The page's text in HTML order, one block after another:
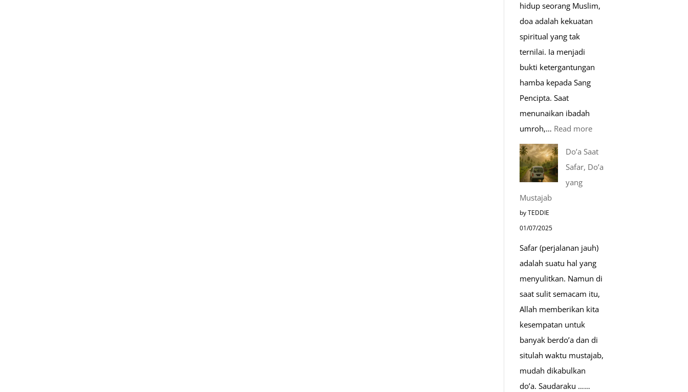
hidup seorang Muslim,
doa adalah kekuatan
spiritual yang tak
ternilai. Ia menjadi
bukti ketergantungan
hamba kepada Sang
Pencipta. Saat
menunaikan ibadah
umroh,… Read more:
Do’a Saat
Safar, Do’a
yang
Mustajab
by TEDDIE
01/07/2025
Safar (perjalanan jauh)
adalah suatu hal yang
menyulitkan. Namun di
saat sulit semacam itu,
Allah memberikan kita
kesempatan untuk
banyak berdo’a dan di
situlah waktu mustajab,
mudah dikabulkan
do’a. Saudaraku ……